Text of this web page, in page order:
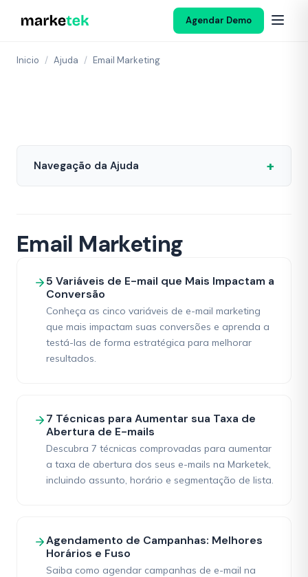
Agendar Demo
Inicio / Ajuda / Email Marketing
Navegação da Ajuda +
Email Marketing
5 Variáveis de E-mail que Mais Impactam a
Conversão
Conheça as cinco variáveis de e-mail marketing
que mais impactam suas conversões e aprenda a
testá-las de forma estratégica para melhorar
resultados.
7 Técnicas para Aumentar sua Taxa de
Abertura de E-mails
Descubra 7 técnicas comprovadas para aumentar
a taxa de abertura dos seus e-mails na Marketek,
incluindo assunto, horário e segmentação de lista.
Agendamento de Campanhas: Melhores
Horários e Fuso
Saiba como agendar campanhas de e-mail na